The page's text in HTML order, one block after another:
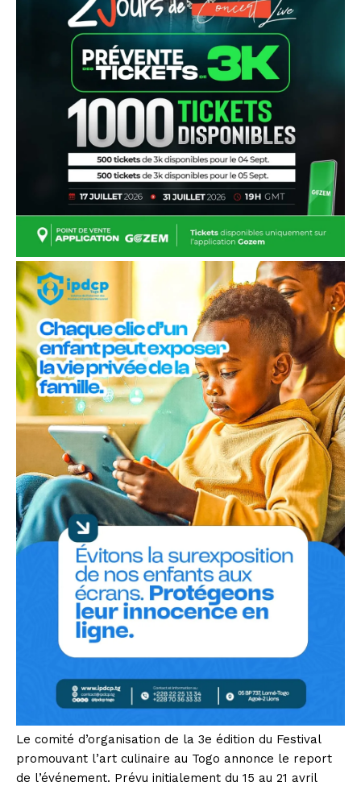
Le comité d’organisation de la 3e édition du Festival
promouvant l’art culinaire au Togo annonce le report
de l’événement. Prévu initialement du 15 au 21 avril